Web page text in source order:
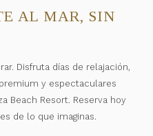
AL MAR, SIN
Disfruta días de relajación,
y espectaculares
Beach Resort. Reserva hoy
de lo que imaginas.